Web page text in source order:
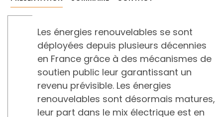
Les énergies renouvelables se sont
déployées depuis plusieurs décennies
en France grâce à des mécanismes de
soutien public leur garantissant un
revenu prévisible. Les énergies
renouvelables sont désormais matures,
leur part dans le mix électrique est en